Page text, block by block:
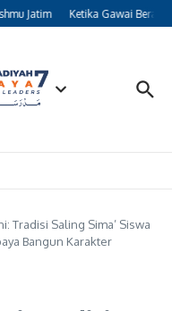
Jatim Ketika Gawai Beralih
Tradisi Saling Sima’ Siswa
Bangun Karakter